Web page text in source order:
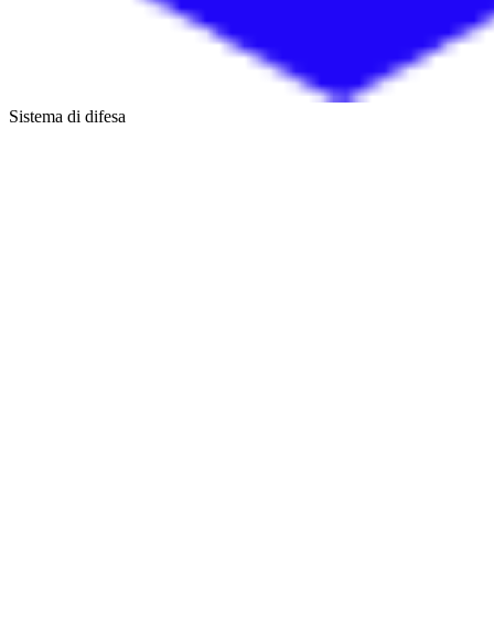
Sistema di difesa